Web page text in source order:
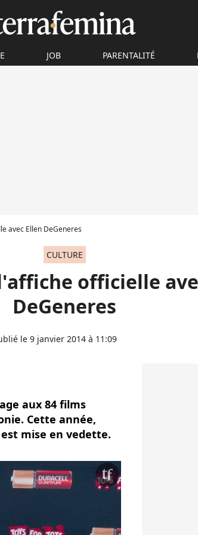
JOB PARENTALITÉ
avec Ellen DeGeneres
CULTURE
officielle
DeGeneres
le 9 janvier 2014 à 11:09
aux 84 films
Cette année,
mise en vedette.